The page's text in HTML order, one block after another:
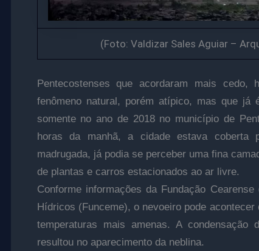
(Foto: Valdizar Sales Aguiar –
Pentecostenses que acordaram mais cedo,
fenômeno natural, porém atípico, mas que já
somente no ano de 2018 no município de
horas da manhã, a cidade estava coberta
madrugada, já podia se perceber uma fina
de plantas e carros estacionados ao ar livre.
Conforme informações da Fundação
Hídricos (Funceme), o nevoeiro pode
temperaturas mais amenas. A condensação
resultou no aparecimento da neblina.